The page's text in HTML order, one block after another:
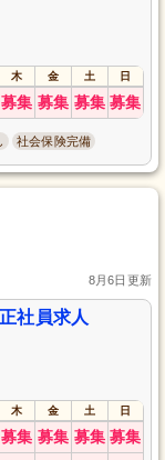
木 金 土 日
募集 募集 募集 募集
社会保険完備
8月6日更新
社員求人
木 金 土 日
募集 募集 募集 募集